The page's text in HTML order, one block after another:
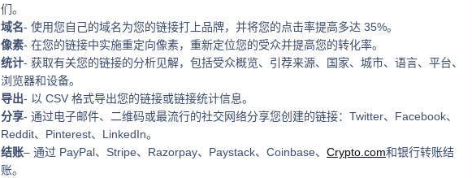
们。
域名- 使用您自己的域名为您的链接打上品牌，并将您的点击率提高多达 35%。
像素- 在您的链接中实施重定向像素，重新定位您的受众并提高您的转化率。
统计- 获取有关您的链接的分析见解，包括受众概览、引荐来源、国家、城市、语言、平台、
浏览器和设备。
导出- 以 CSV 格式导出您的链接或链接统计信息。
分享- 通过电子邮件、二维码或最流行的社交网络分享您创建的链接：Twitter、Facebook、
Reddit、Pinterest、LinkedIn。
结账– 通过 PayPal、Stripe、Razorpay、Paystack、Coinbase、 Crypto.com和银行转账结
账。